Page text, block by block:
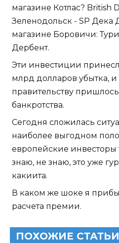
магазине Котлас? British
Зеленодольск - SP Дека
магазине Боровичи:
Дербент.
Эти инвестиции
млрд долларов убытка,
правительству пришлось
банкротства.
Сегодня сложилась
наиболее выгодном
европейские инвесторы
знаю, не знаю, это уже
какиита.
В каком же шоке я
расчета премии.
ПОХОЖИЕ СТАТЬИ